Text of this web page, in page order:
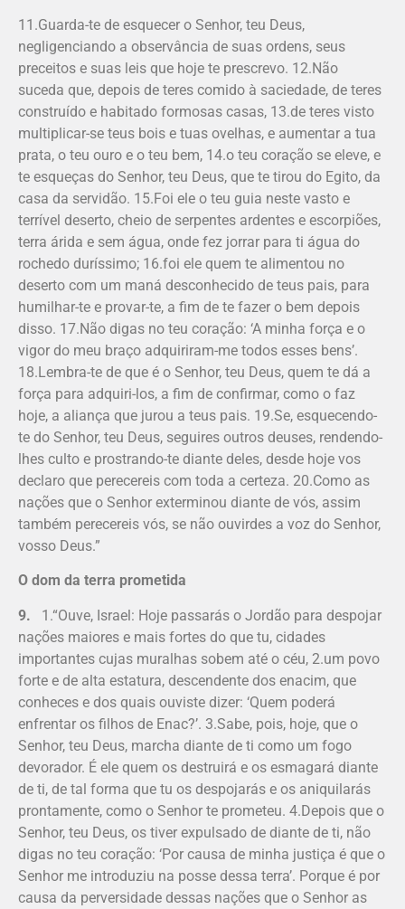
11.Guarda-te de esquecer o Senhor, teu Deus,
negligenciando a observância de suas ordens, seus
preceitos e suas leis que hoje te prescrevo. 12.Não
suceda que, depois de teres comido à saciedade, de teres
cons­truído e habitado formosas casas, 13.de teres visto
multiplicar-se teus bois e tuas ovelhas, e aumentar a tua
prata, o teu ouro e o teu bem, 14.o teu coração se eleve, e
te esqueças do Senhor, teu Deus, que te tirou do Egito, da
casa da servidão. 15.Foi ele o teu guia neste vasto e
terrível deserto, cheio de serpentes ardentes e escorpiões,
terra árida e sem água, onde fez jorrar para ti água do
rochedo duríssimo; 16.foi ele quem te alimentou no
deserto com um maná desconhecido de teus pais, para
humilhar-te e provar-te, a fim de te fazer o bem depois
disso. 17.Não digas no teu coração: ‘A minha força e o
vigor do meu braço adquiriram-me todos esses bens’.
18.Lembra-te de que é o Senhor, teu Deus, quem te dá a
força para adquiri-los, a fim de confirmar, como o faz
hoje, a aliança que jurou a teus pais. 19.Se, esquecendo-
te do Senhor, teu Deus, seguires outros deuses, rendendo-
lhes culto e prostrando-te diante deles, desde hoje vos
declaro que perecereis com toda a certeza. 20.Como as
nações que o Senhor exterminou diante de vós, assim
também perecereis vós, se não ouvirdes a voz do Senhor,
vosso Deus.”
O dom da terra prometida
9. 1.“Ouve, Israel: Hoje passarás o Jordão para despojar
nações maiores e mais fortes do que tu, cidades
importantes cujas muralhas sobem até o céu, 2.um povo
forte e de alta estatura, descendente dos enacim, que
conheces e dos quais ouviste dizer: ‘Quem poderá
enfrentar os filhos de Enac?’. 3.Sabe, pois, hoje, que o
Senhor, teu Deus, marcha diante de ti como um fogo
devorador. É ele quem os destruirá e os esmagará diante
de ti, de tal forma que tu os despojarás e os aniquilarás
prontamente, como o Senhor te prometeu. 4.Depois que o
Senhor, teu Deus, os tiver expulsado de diante de ti, não
digas no teu coração: ‘Por causa de minha justiça é que o
Senhor me introduziu na posse dessa terra’. Porque é por
causa da perversidade dessas nações que o Senhor as